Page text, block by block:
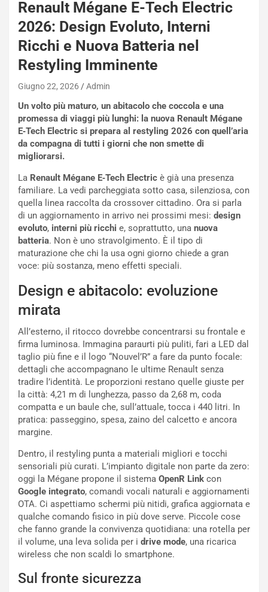
Renault Mégane E-Tech Electric
2026: Design Evoluto, Interni
Ricchi e Nuova Batteria nel
Restyling Imminente
Giugno 22, 2026 Admin
Un volto più maturo, un abitacolo che coccola e una
promessa di viaggi più lunghi: la nuova Renault Mégane
E‑Tech Electric si prepara al restyling 2026 con quell’aria
da compagna di tutti i giorni che non smette di
migliorarsi.
La Renault Mégane E‑Tech Electric è già una presenza
familiare. La vedi parcheggiata sotto casa, silenziosa, con
quella linea raccolta da crossover cittadino. Ora si parla
di un aggiornamento in arrivo nei prossimi mesi: design
evoluto, interni più ricchi e, soprattutto, una nuova
batteria. Non è uno stravolgimento. È il tipo di
maturazione che chi la usa ogni giorno chiede a gran
voce: più sostanza, meno effetti speciali.
Design e abitacolo: evoluzione
mirata
All’esterno, il ritocco dovrebbe concentrarsi su frontale e
firma luminosa. Immagina paraurti più puliti, fari a LED dal
taglio più fine e il logo “Nouvel’R” a fare da punto focale:
dettagli che accompagnano le ultime Renault senza
tradire l’identità. Le proporzioni restano quelle giuste per
la città: 4,21 m di lunghezza, passo da 2,68 m, coda
compatta e un baule che, sull’attuale, tocca i 440 litri. In
pratica: passeggino, spesa, zaino del calcetto e ancora
margine.
Dentro, il restyling punta a materiali migliori e tocchi
sensoriali più curati. L’impianto digitale non parte da zero:
oggi la Mégane propone il sistema OpenR Link con
Google integrato, comandi vocali naturali e aggiornamenti
OTA. Ci aspettiamo schermi più nitidi, grafica aggiornata e
qualche comando fisico in più dove serve. Piccole cose
che fanno grande la convivenza quotidiana: una rotella per
il volume, una leva solida per i drive mode, una ricarica
wireless che non scaldi lo smartphone.
Sul fronte sicurezza
NOTIZIE
C
o
e
m
a
o
O
a
o
d
P
NOTIZIE
P
a
y
s
a
C
h
a
e
n
g
e
D
D
F
o
m
u
a